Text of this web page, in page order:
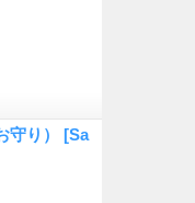
守り） [Sa